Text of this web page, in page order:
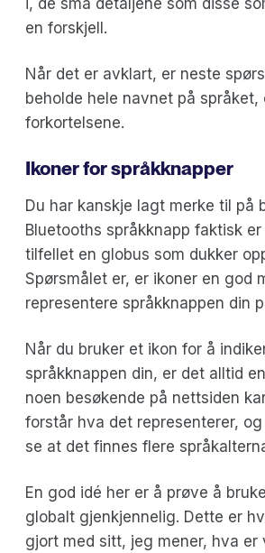
en forskjell.
Når det er avklart, er neste
beholde hele navnet på språket,
forkortelsene.
Ikoner for språkknapper
Du har kanskje lagt merke til på
Bluetooths språkknapp faktisk
tilfellet en globus som dukker
Spørsmålet er, er ikoner en god
representere språkknappen din
Når du bruker et ikon for å
språkknappen din, er det alltid
noen besøkende på nettsiden
forstår hva det representerer,
se at det finnes flere
En god idé her er å prøve å
globalt gjenkjennelig. Dette er
gjort med sitt, jeg mener, hva er